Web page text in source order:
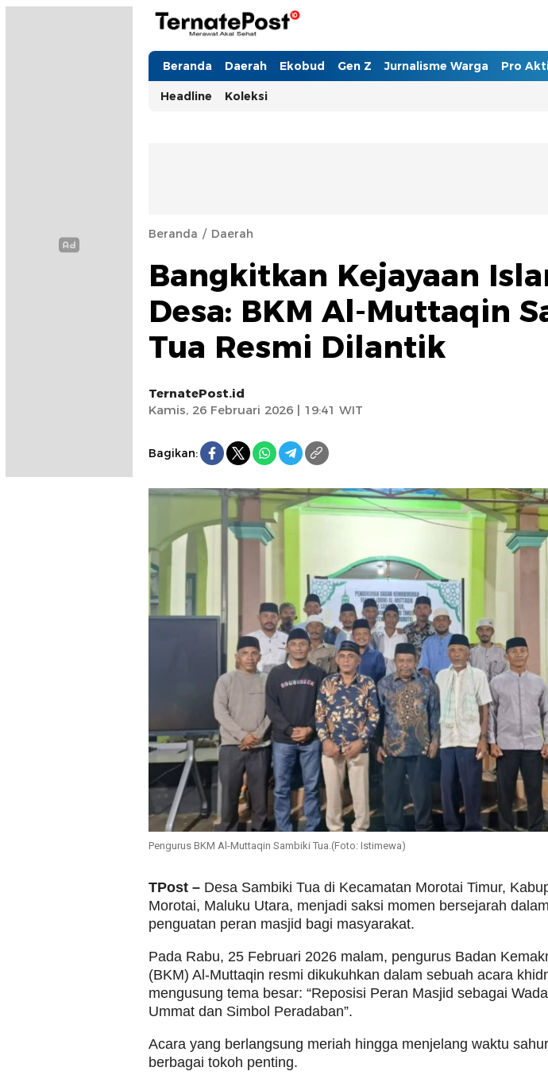
TernatePost.id
merawat akal sehat
Beranda Daerah Ekobud Gen Z Jurnalisme Warga Pro
Headline Koleksi
Beranda Daerah
Bangkitkan Kejayaan
Desa: BKM Al-Muttaqin
Tua Resmi Dilantik
TernatePost.id
Kamis, 26 Februari 2026 | 19:41 WIT
Bagikan:
Pengurus BKM Al-Muttaqin Sambiki Tua.(Foto: Istimewa)
TPost – Desa Sambiki Tua di Kecamatan Morotai Timur,
Morotai, Maluku Utara, menjadi saksi momen bersejarah
penguatan peran masjid bagi masyarakat.
Pada Rabu, 25 Februari 2026 malam, pengurus Badan
(BKM) Al-Muttaqin resmi dikukuhkan dalam sebuah acara
mengusung tema besar: “Reposisi Peran Masjid sebagai
Ummat dan Simbol Peradaban”.
Acara yang berlangsung meriah hingga menjelang waktu
berbagai tokoh penting.